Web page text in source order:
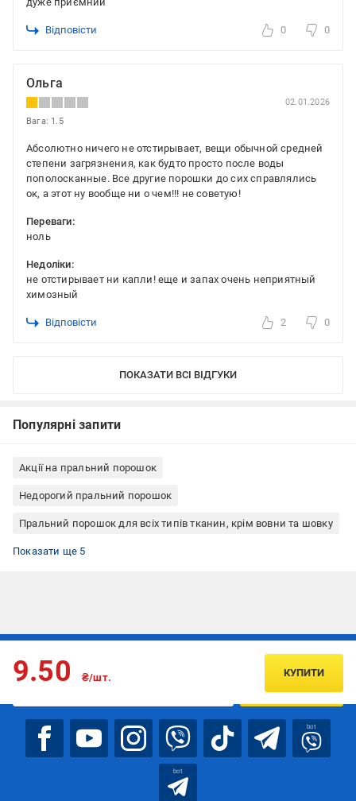
Відповісти 0 0
Ольга
02.01.2026
Вага: 1.5
Абсолютно ничего не отстирывает, вещи обычной средней
степени загрязнения, как будто просто после воды
пополосканные. Все другие порошки до сих справлялись
ок, а этот ну вообще ни о чем!!! не советую!
Переваги:
ноль
Недоліки:
не отстирывает ни капли! еще и запах очень неприятный
химозный
Відповісти 2 0
ПОКАЗАТИ ВСІ ВІДГУКИ
Популярні запити
Акції на пральний порошок
Недорогий пральний порошок
Пральний порошок для всіх типів тканин, крім вовни та шовку
Екологічний пральний порошок
Сухий пральний порошок
Пральний порошок Grunwald
Пральний порошок універсальний
Пральний порошок для машинного та ручного прання
Показати ще 5
9.50 ₴/шт. КУПИТИ
Підписуйтесь, щоб дізнаватись першим про акції та пропозиції
ПІДПИСАТИСЯ
bot
bot